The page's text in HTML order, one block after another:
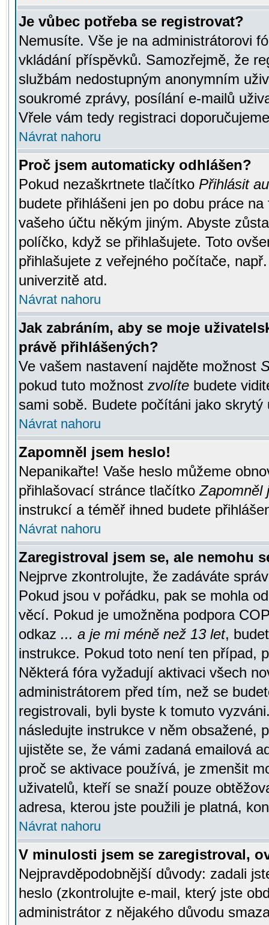
Je vůbec potřeba se registrovat?
Nemusíte. Vše je na administrátorovi
vkládání příspěvků. Samozřejmě, že
službám nedostupným anonymním
soukromé zprávy, posílání e-mailů
Vřele vám tedy registraci
Návrat nahoru
Proč jsem automaticky odhlášen?
Pokud nezaškrtnete tlačítko Přihlásit
budete přihlášeni jen po dobu práce
vašeho účtu někým jiným. Abyste
políčko, když se přihlašujete. Toto
přihlašujete z veřejného počítače,
univerzitě atd.
Návrat nahoru
Jak zabráním, aby se moje
právě přihlášených?
Ve vašem nastavení najděte možnost
pokud tuto možnost zvolíte budete
sami sobě. Budete počítáni jako skrytý
Návrat nahoru
Zapomněl jsem heslo!
Nepanikařte! Vaše heslo můžeme
přihlašovací stránce tlačítkoZapomněl
instrukcí a téměř ihned budete
Návrat nahoru
Zaregistroval jsem se, ale nemohu
Nejprve zkontrolujte, že zadáváte
Pokud jsou v pořádku, pak se mohla
věcí. Pokud je umožněna podpora
odkaz ... a je mi méně než 13 let,
instrukce. Pokud toto není ten případ,
Některá fóra vyžadují aktivaci všech
administrátorem před tím, než se
registrovali, byli byste k tomuto
následujte instrukce v něm obsažené,
ujistěte se, že vámi zadaná emailová
proč se aktivace používá, je zmenšit
uživatelů, kteří se snaží pouze
adresa, kterou jste použili je platná,
Návrat nahoru
V minulosti jsem se zaregistroval,
Nejpravděpodobnější důvody: zadali
heslo (zkontrolujte e-mail, který jste
administrátor z nějakého důvodu